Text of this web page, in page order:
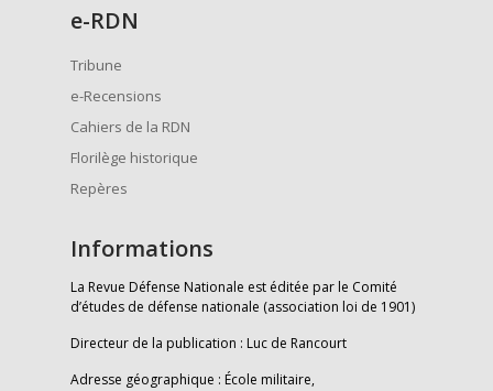
e-RDN
Tribune
e-Recensions
Cahiers de la RDN
Florilège historique
Repères
Informations
La Revue Défense Nationale est éditée par le Comité
d’études de défense nationale (association loi de 1901)
Directeur de la publication : Luc de Rancourt
Adresse géographique : École militaire,